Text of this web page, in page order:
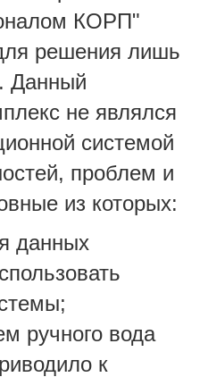
КОРП"
решения лишь
Данный
не являлся
системой
проблем и
из которых:
данных
ручного вода
к